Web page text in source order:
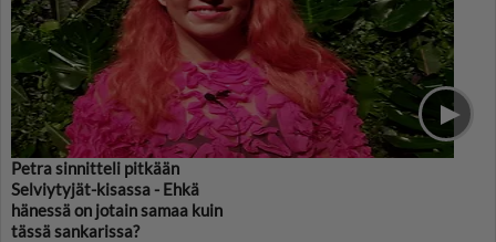
Petra sinnitteli pitkään
Selviytyjät-kisassa - Ehkä
hänessä on jotain samaa kuin
tässä sankarissa?